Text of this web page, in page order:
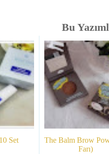
Bu
Set
The Balm Brow
Farı)